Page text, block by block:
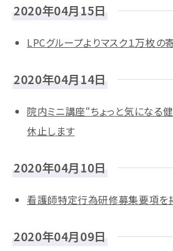
2020年04月15日
LPCグループよりマスク１万枚の
2020年04月14日
院内ミニ講座“ちょっと気になる
休止します
2020年04月10日
看護師特定行為研修募集要項を
2020年04月09日